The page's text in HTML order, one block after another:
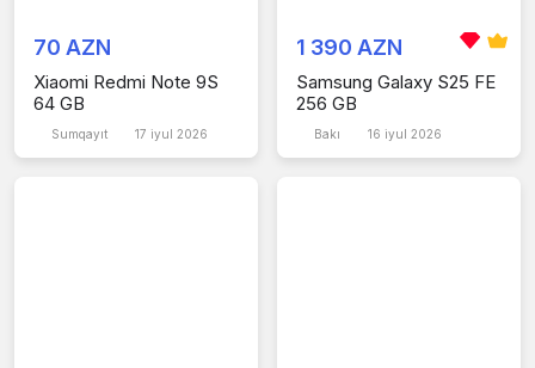
70 AZN
Xiaomi Redmi Note 9S
64 GB
Sumqayıt 17 iyul 2026
1 390 AZN
Samsung Galaxy S25 FE
256 GB
Bakı 16 iyul 2026